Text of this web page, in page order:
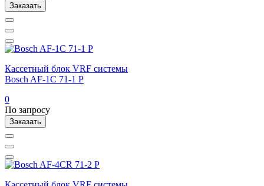
Заказать
Кассетный блок VRF системы
Bosch AF-1C 71-1 P
0
По запросу
Заказать